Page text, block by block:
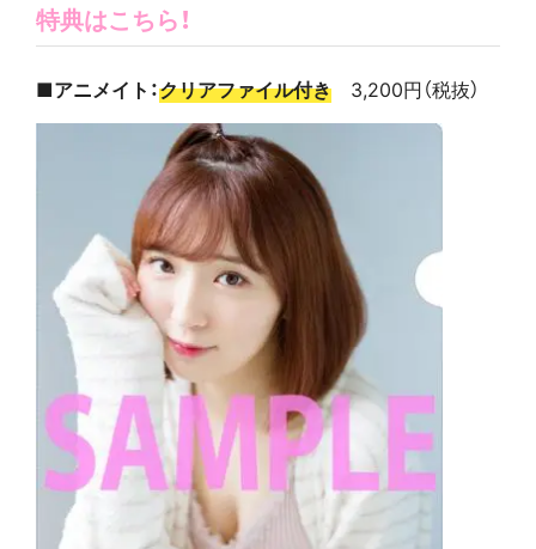
特典はこちら！
■アニメイト：クリアファイル付き 3,200円（税抜）